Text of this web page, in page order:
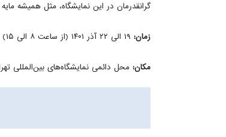
گرانقدرمان در این نمایشگاه، مثل همیشه
زمان:
مکان: محل دائمی نمایشگاه‌های بین‌المللی تهران، سالن